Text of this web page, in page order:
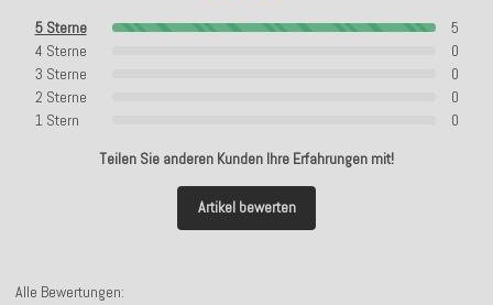
5 Sterne
5
4 Sterne
0
3 Sterne
0
2 Sterne
0
1 Stern
0
Teilen Sie anderen Kunden Ihre Erfahrungen mit!
Artikel bewerten
Alle Bewertungen: